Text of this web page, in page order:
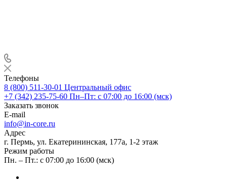
Телефоны
8 (800) 511-30-01 Центральный офис
+7 (342) 235-75-60 Пн–Пт: с 07:00 до 16:00 (мск)
Заказать звонок
E-mail
info@in-core.ru
Адрес
г. Пермь, ул. ​Екатерининская, 177а, ​1-2 этаж
Режим работы
Пн. – Пт.: с 07:00 до 16:00 (мск)